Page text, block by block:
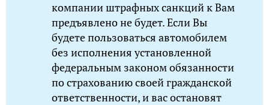
компании штрафных санкций к Вам
предъявлено не будет. Если Вы
будете пользоваться автомобилем
без исполнения установленной
федеральным законом обязанности
по страхованию своей гражданской
ответственности, и вас остановят